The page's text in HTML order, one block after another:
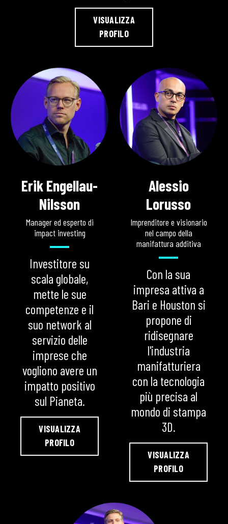
VISUALIZZA
PROFILO
Erik Engellau-
Nilsson
Manager ed esperto di
impact investing
Investitore su
scala globale,
mette le sue
competenze e il
suo network al
servizio delle
imprese che
vogliono avere un
impatto positivo
sul Pianeta.
VISUALIZZA
PROFILO
Alessio
Lorusso
Imprenditore e visionario
nel campo della
manifattura additiva
Con la sua
impresa attiva a
Bari e Houston si
propone di
ridisegnare
l'industria
manifatturiera
con la tecnologia
più precisa al
mondo di stampa
3D.
VISUALIZZA
PROFILO